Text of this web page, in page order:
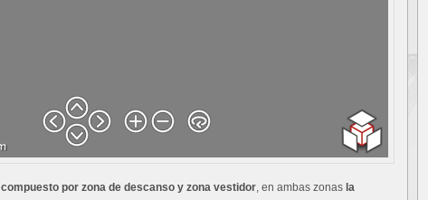
compuesto por zona de descanso y zona vestidor, en ambas zonas la